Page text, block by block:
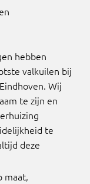
hebben
valkuilen bij
Wij
te zijn en
te
deze
maat,